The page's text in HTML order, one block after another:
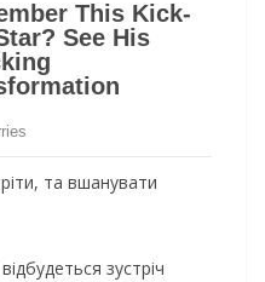
та вшанувати
зустріч